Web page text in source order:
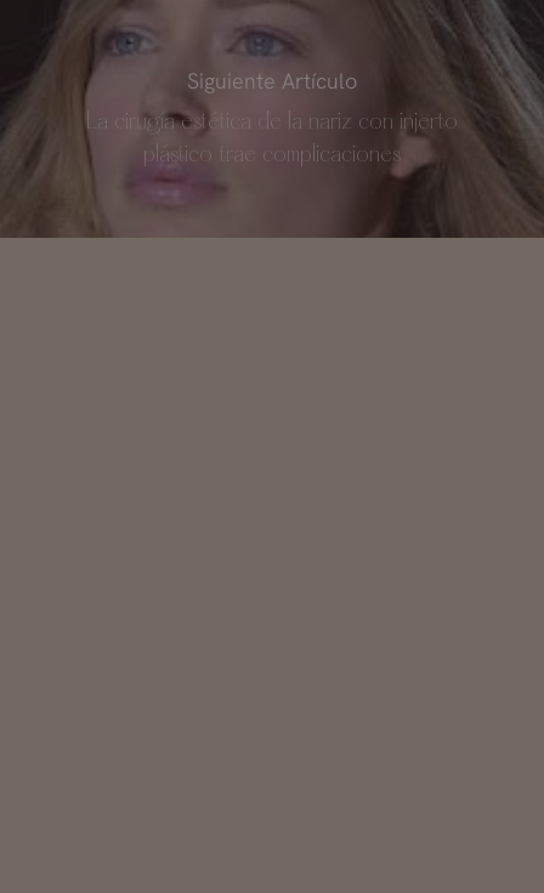
Siguiente Artículo
La cirugía estética de la nariz con injerto
plástico trae complicaciones